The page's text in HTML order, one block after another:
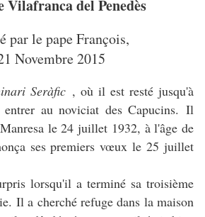
Vilafranca del Penedès
par le pape François,
Novembre 2015
Seràfic , où il est resté jusqu'à
au noviciat des Capucins. Il
le 24 juillet 1932, à l'âge de
ses premiers vœux le 25 juillet
lorsqu'il a terminé sa troisième
Il a cherché refuge dans la maison